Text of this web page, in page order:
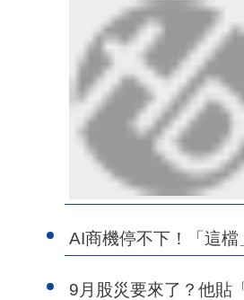
AI商機停不下！「這
9月股災要來了？他貼